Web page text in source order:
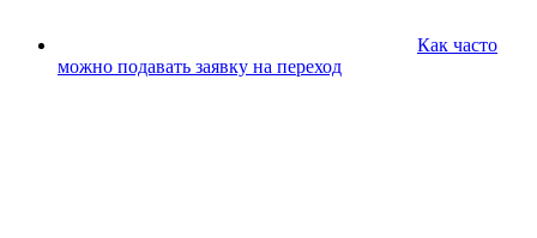
Как часто
можно подавать заявку на переход